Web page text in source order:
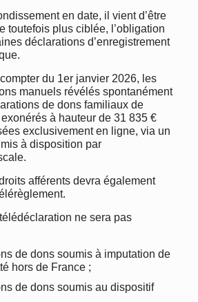
en date, il vient d’être
toutefois plus ciblée, l’obligation
déclarations d’enregistrement
du 1er janvier 2026, les
manuels révélés spontanément
de dons familiaux de
à hauteur de 31 835 €
exclusivement en ligne, via un
à disposition par
afférents devra également
ne sera pas
de dons soumis à imputation de
hors de France ;
de dons soumis au dispositif